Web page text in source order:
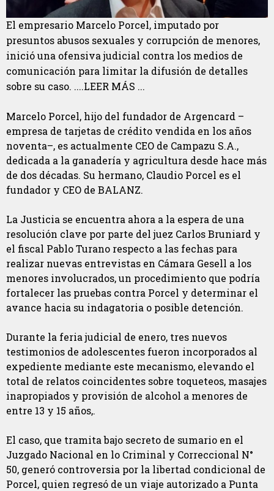
El empresario Marcelo Porcel, imputado por
presuntos abusos sexuales y corrupción de menores,
inició una ofensiva judicial contra los medios de
comunicación para limitar la difusión de detalles
sobre su caso. ....LEER MÁS ...
Marcelo Porcel, hijo del fundador de Argencard –
empresa de tarjetas de crédito vendida en los años
noventa–, es actualmente CEO de Campazu S.A.,
dedicada a la ganadería y agricultura desde hace más
de dos décadas. Su hermano, Claudio Porcel es el
fundador y CEO de BALANZ.
La Justicia se encuentra ahora a la espera de una
resolución clave por parte del juez Carlos Bruniard y
el fiscal Pablo Turano respecto a las fechas para
realizar nuevas entrevistas en Cámara Gesell a los
menores involucrados, un procedimiento que podría
fortalecer las pruebas contra Porcel y determinar el
avance hacia su indagatoria o posible detención.
Durante la feria judicial de enero, tres nuevos
testimonios de adolescentes fueron incorporados al
expediente mediante este mecanismo, elevando el
total de relatos coincidentes sobre toqueteos, masajes
inapropiados y provisión de alcohol a menores de
entre 13 y 15 años,.
El caso, que tramita bajo secreto de sumario en el
Juzgado Nacional en lo Criminal y Correccional N°
50, generó controversia por la libertad condicional de
Porcel, quien regresó de un viaje autorizado a Punta